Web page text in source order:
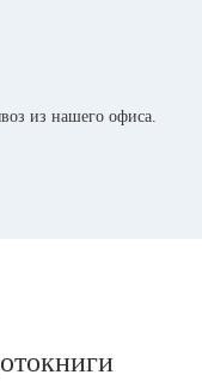
из нашего офиса.